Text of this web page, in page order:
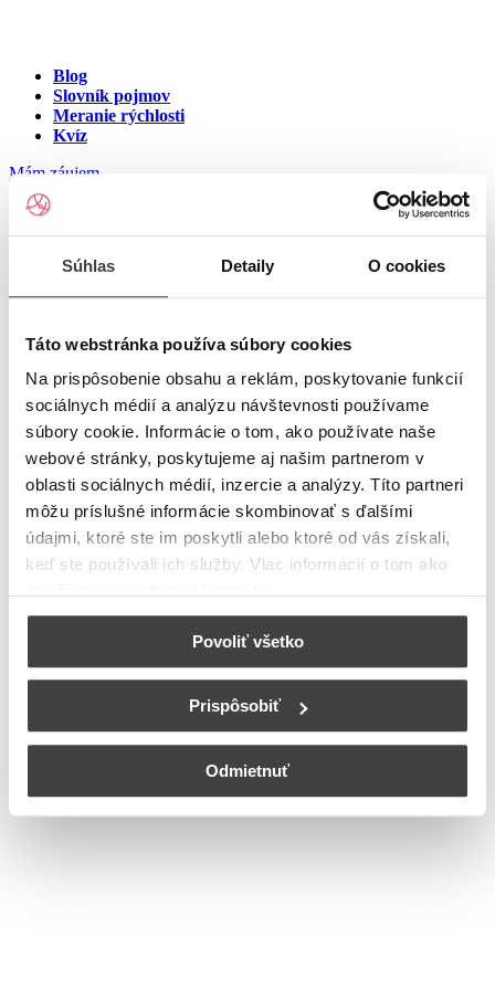
Súhlas Detaily O cookies
Táto webstránka používa súbory cookies
Na prispôsobenie obsahu a reklám, poskytovanie funkcií
sociálnych médií a analýzu návštevnosti používame
súbory cookie. Informácie o tom, ako používate naše
webové stránky, poskytujeme aj našim partnerom v
oblasti sociálnych médií, inzercie a analýzy. Títo partneri
môžu príslušné informácie skombinovať s ďalšími
údajmi, ktoré ste im poskytli alebo ktoré od vás získali,
keď ste používali ich služby. Viac informácií o tom ako
Povoliť všetko
Prispôsobiť
Odmietnuť
Blog
Slovník pojmov
Meranie rýchlosti
Kvíz
Mám záujem
Internet na ulici Lodná,
Komárno
Zadajte číslo vchodu pre zobrazenie ponuky internetu v meste
Zadajte číslo domu/vchodupre zobrazenie ponuky internetu v
lokalite Komárno
Zoznam čísiel domov/vchodov na ulici Lodná v
meste Komárno
Bohužiaľ, nedisponujeme zoznamom dostupných čísiel vchodov na
ulici Lodná v meste Komárno.
© Copyright 2026 Nastavenia cookies